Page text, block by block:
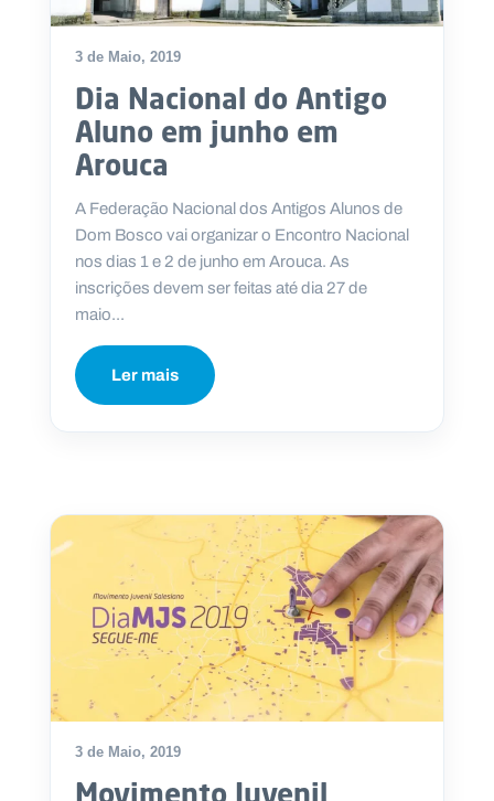
3 de Maio, 2019
Dia Nacional do Antigo
Aluno em junho em
Arouca
A Federação Nacional dos Antigos Alunos de
Dom Bosco vai organizar o Encontro Nacional
nos dias 1 e 2 de junho em Arouca. As
inscrições devem ser feitas até dia 27 de
maio...
Ler mais
3 de Maio, 2019
Movimento Juvenil
O
R
T
A
A
I
N
L
S
a
l
e
s
i
a
g
n
a
C
o
n
t
o
s